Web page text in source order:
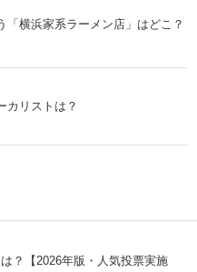
「横浜家系ラーメン店」はどこ？
カリストは？
？【2026年版・人気投票実施